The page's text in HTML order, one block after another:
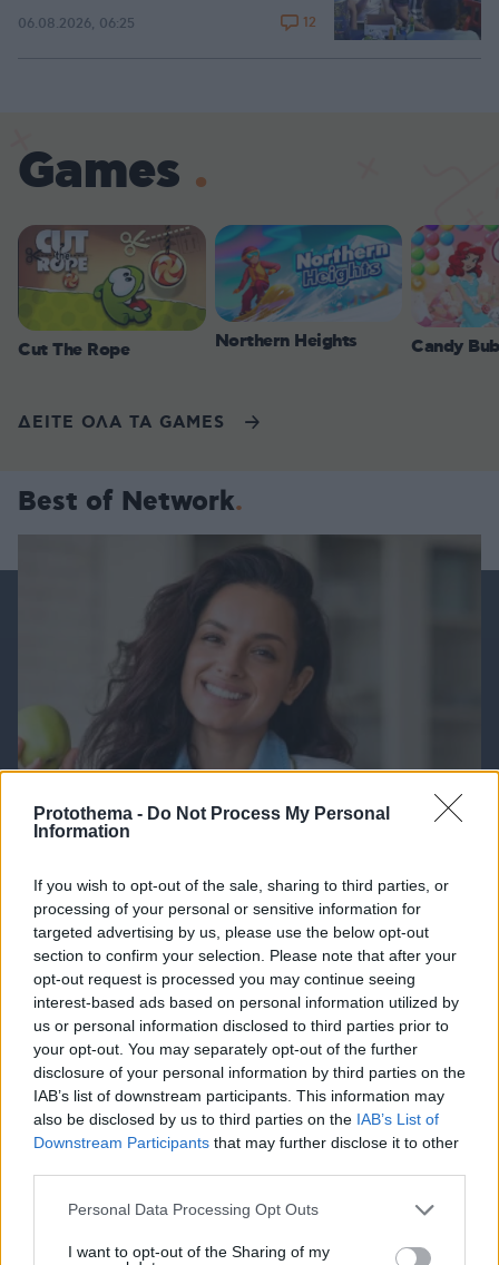
Protothema - Do Not Process My Personal
Information
If you wish to opt-out of the sale, sharing to third parties, or
processing of your personal or sensitive information for
targeted advertising by us, please use the below opt-out
section to confirm your selection. Please note that after your
opt-out request is processed you may continue seeing
interest-based ads based on personal information utilized by
us or personal information disclosed to third parties prior to
your opt-out. You may separately opt-out of the further
disclosure of your personal information by third parties on the
IAB’s list of downstream participants. This information may
also be disclosed by us to third parties on the IAB’s List of
Downstream Participants that may further disclose it to other
Please note that this website/app uses one or more Google
not limited to your visit or usage behaviour. You may click to
Personal Data Processing Opt Outs
I want to opt-out of the Sharing of my
06.08.2026, 06:25 12
Games
Cut The Rope Northern Heights Candy
ΔΕΙΤΕ ΟΛΑ ΤΑ GAMES
Best of Network
Τα φρούτα που επιλέγουν 4 ενδοκρινολόγοι για
καλύτερο έλεγχο του σακχάρου – Το ένα μειώνει
το λίπος στην κοιλιά
06.08.2026, 08:01